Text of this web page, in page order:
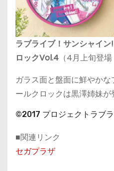
ラブライブ！サンシャイ
ロックVol.4 （4月上旬登
ガラス面と盤面に鮮やか
ールクロックは黒澤姉妹が
©2017 プロジェクトラブ
■関連リンク
セガプラザ